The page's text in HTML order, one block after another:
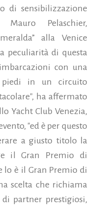
di sensibilizzazione
Pelaschier,
alla Venice
peculiarità di questa
con una
in un circuito
ha affermato
Yacht Club Venezia,
"ed è per questo
a giusto titolo la
il Gran Premio di
lo è il Gran Premio di
scelta che richiama
partner prestigiosi,